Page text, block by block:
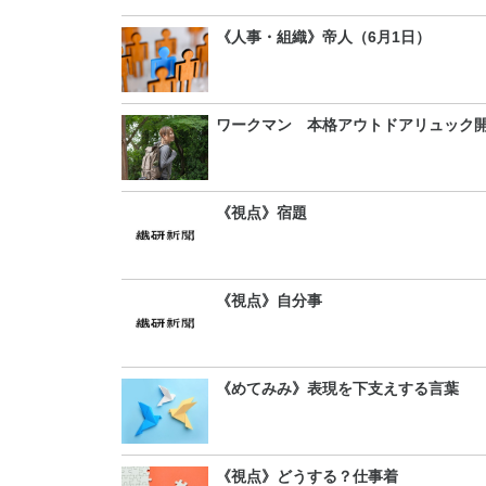
《人事・組織》帝人（6月1日）
ワークマン 本格アウトドアリュック
《視点》宿題
《視点》自分事
《めてみみ》表現を下支えする言葉
《視点》どうする？仕事着